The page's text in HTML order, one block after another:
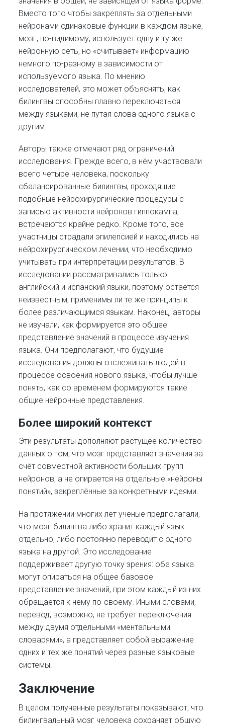
Вместо того чтобы закреплять за отдельными
нейронами одинаковые функции в каждом языке,
мозг, по-видимому, использует одну и ту же
нейронную сеть, но «считывает» информацию
немного по-разному в зависимости от
используемого языка. По мнению
исследователей, это может объяснять, как
билингвы способны плавно переключаться
между языками, не путая слова одного языка с
другим.
Авторы также отмечают ряд ограничений
исследования. Прежде всего, в нём участвовали
всего четыре человека, поскольку
сбалансированные билингвы, проходящие
подобные нейрохирургические процедуры с
записью активности нейронов гиппокампа,
встречаются крайне редко. Кроме того, все
участницы страдали эпилепсией и находились на
нейрохирургическом лечении, что необходимо
учитывать при интерпретации результатов. В
исследовании рассматривались только
английский и испанский языки, поэтому остаётся
неизвестным, применимы ли те же принципы к
более различающимся языкам. Наконец, авторы
не изучали, как формируется это общее
представление значений в процессе изучения
языка. Они предполагают, что будущие
исследования должны отслеживать людей в
процессе освоения нового языка, чтобы лучше
понять, как со временем формируются такие
общие нейронные представления.
Более широкий контекст
Эти результаты дополняют растущее количество
данных о том, что мозг представляет значения за
счёт совместной активности больших групп
нейронов, а не опирается на отдельные «нейроны
понятий», закреплённые за конкретными идеями.
На протяжении многих лет учёные предполагали,
что мозг билингва либо хранит каждый язык
отдельно, либо постоянно переводит с одного
языка на другой. Это исследование
поддерживает другую точку зрения: оба языка
могут опираться на общее базовое
представление значений, при этом каждый из них
обращается к нему по-своему. Иными словами,
перевод, возможно, не требует переключения
между двумя отдельными «ментальными
словарями», а представляет собой выражение
одних и тех же понятий через разные языковые
системы.
Заключение
В целом полученные результаты показывают, что
билингвальный мозг человека сохраняет общую